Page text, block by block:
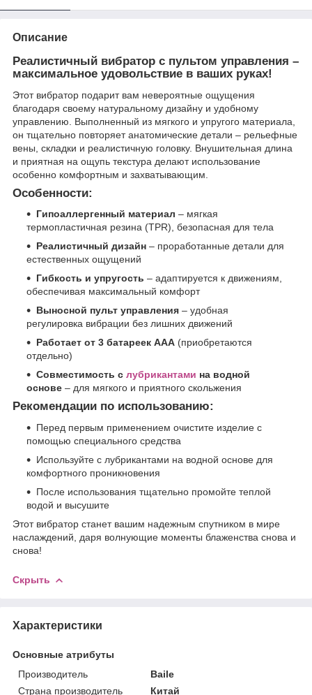
Описание
Реалистичный вибратор с пультом управления –
максимальное удовольствие в ваших руках!
Этот вибратор подарит вам невероятные ощущения
благодаря своему натуральному дизайну и удобному
управлению. Выполненный из мягкого и упругого материала,
он тщательно повторяет анатомические детали – рельефные
вены, складки и реалистичную головку. Внушительная длина
и приятная на ощупь текстура делают использование
особенно комфортным и захватывающим.
Особенности:
Гипоаллергенный материал – мягкая
термопластичная резина (TPR), безопасная для тела
Реалистичный дизайн – проработанные детали для
естественных ощущений
Гибкость и упругость – адаптируется к движениям,
обеспечивая максимальный комфорт
Выносной пульт управления – удобная
регулировка вибрации без лишних движений
Работает от 3 батареек AAA (приобретаются
отдельно)
Совместимость с лубрикантами на водной
основе – для мягкого и приятного скольжения
Рекомендации по использованию:
Перед первым применением очистите изделие с
помощью специального средства
Используйте с лубрикантами на водной основе для
комфортного проникновения
После использования тщательно промойте теплой
водой и высушите
Этот вибратор станет вашим надежным спутником в мире
наслаждений, даря волнующие моменты блаженства снова и
снова!
Скрыть
Характеристики
Основные атрибуты
Производитель
Baile
Страна производитель
Китай